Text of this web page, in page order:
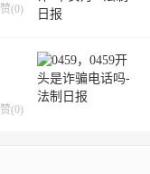
赞(0)
赞(0)